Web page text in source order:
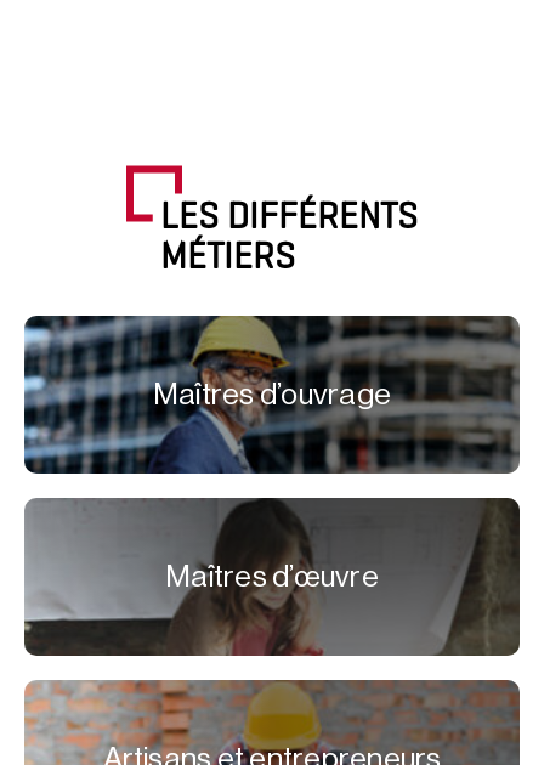
LES DIFFÉRENTS
MÉTIERS
Maîtres d’ouvrage
Maîtres d’œuvre
Artisans et entrepreneurs